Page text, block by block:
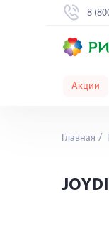
8
Акции
Главная